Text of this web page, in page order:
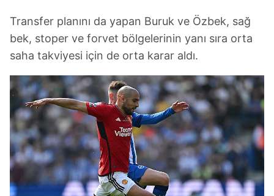
Transfer planını da yapan Buruk ve Özbek, sağ
bek, stoper ve forvet bölgelerinin yanı sıra orta
saha takviyesi için de orta karar aldı.